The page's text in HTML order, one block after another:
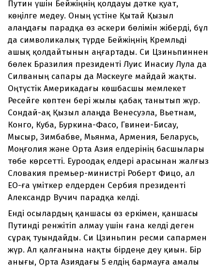
Путин үшін Бейжіңнің қолдауы дәтке қуат,
көңілге медеу. Оның үстіне Қытай Қызыл
алаңдағы парадқа өз әскери бөлімін жіберді, бұл
да символикалық түрде Бейжіңнің Кремльді
ашық қолдайтынын аңғартады. Си Цзиньпиннен
бөлек Бразилия президенті Луис Инасиу Лула да
Силваның сапары да Мәскеуге майдай жақты.
Оңтүстік Америкадағы көшбасшы мемлекет
Ресейге көптен бері жылы қабақ танытып жүр.
Сондай-ақ Қызыл алаңда Венесуэла, Вьетнам,
Конго, Куба, Буркина-Фасо, Гвинеи-Бисау,
Мысыр, Зимбабве, Мьянма, Армения, Беларусь,
Моңғолия және Орта Азия елдерінің басшылары
төбе көрсетті. Еуроодақ елдері арасынан жалғыз
Словакия премьер-министрі Роберт Фицо, ал
ЕО-ға үміткер елдерден Сербия президенті
Александр Вучич парадқа келді.
Енді осылардың қаншасы өз еркімен, қаншасы
Путинді ренжітіп алмау үшін ғана келді деген
сұрақ туындайды. Си Цзиньпин ресми сапармен
жүр. Ал қалғанына нақты бірдеңе деу қиын. Бір
анығы, Орта Азиядағы 5 елдің бармауға амалы